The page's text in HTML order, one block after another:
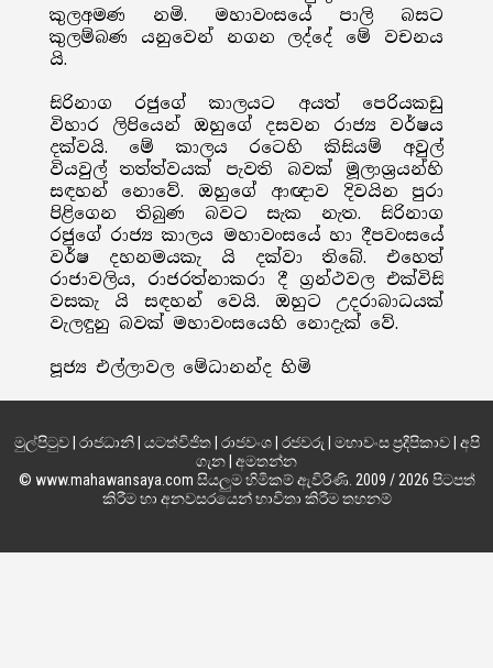
කුලඅමණ නමි. මහාවංසයේ පාලි බසට
කුලම්බණ යනුවෙන් නගන ලද්දේ මේ වචනය
යි.
සිරිනාග රජුගේ කාලයට අයත් පෙරියකඩු
විහාර ලිපියෙන් ඔහුගේ දසවන රාජ්‍ය වර්ෂය
දක්වයි. මේ කාලය රටෙහි කිසියම් අවුල්
වියවුල් තත්ත්වයක් පැවති බවක් මූලාශ්‍රයන්හි
සඳහන් නොවේ. ඔහුගේ ආඥාව දිවයින පුරා
පිළිගෙන තිබුණ බවට සැක නැත. සිරිනාග
රජුගේ රාජ්‍ය කාලය මහාවංසයේ හා දීපවංසයේ
වර්ෂ දහනමයකැ යි දක්වා තිබේ. එහෙත්
රාජාවලිය, රාජරත්නාකරා දී ග්‍රන්ථවල එක්විසි
වසකැ යි සඳහන් වෙයි. ඔහුට උදරාබාධයක්
වැලඳුනු බවක් මහාවංසයෙහි නොදැක් වේ.
පූජ්‍ය එල්ලාවල මේධානන්ද හිමි
මුල්පිටුව| රාජධානි| යටත්විජිත| රාජවංශ| රජවරු මහාවංස ප්‍රදීපිකාව| අපි
ගැන අමතන්න
© www.mahawansaya.com සියලුම හිමිකම් ඇවිරිණි. 2009 / 2026 පිටපත්
කිරීම හා අනවසරයෙන් භාවිතා කිරීම තහනම්